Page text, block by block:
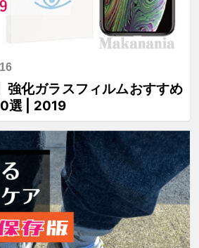
強化ガラスフィルムおすすめ
選 | 2019